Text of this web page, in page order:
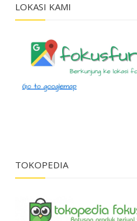
LOKASI KAMI
TOKOPEDIA